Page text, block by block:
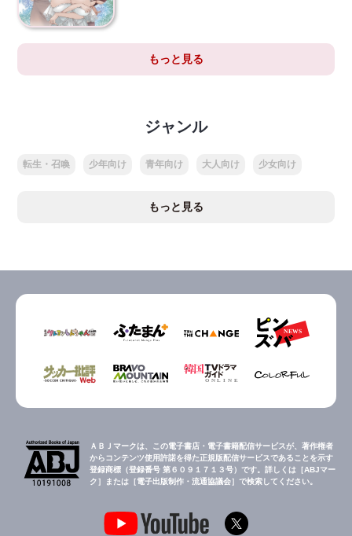
もっと見る
ジャンル
転生・召喚 少年向け 青年向け 大人向け 少女向け
もっと見る
ＡＢＪマークは、この電子書店・電子書籍配信サービスが、著作権者
からコンテンツ使用許諾を得た正規版配信サービスであることを示す
登録商標（登録番号 第６０９１７１３号）です。詳しくは［ABJマー
ク］または［電子出版制作・流通協議会］で検索してください。